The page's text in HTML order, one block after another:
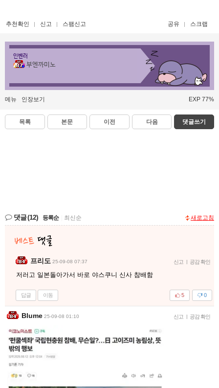
추천확인 신고 스팸신고 공유 스크랩
인벤러
부엔까미노
메뉴 인장보기 EXP 77%
목록 본문 이전 다음 댓글쓰기
댓글(12) 등록순 최신순 새로고침
프리도 25-09-08 07:37 신고 | 공감 확인
저러고 일본돌아가서 바로 야스쿠니 신사 참배함
답글 이동 0
5
Blume 25-09-08 01:10 신고 | 공감 확인